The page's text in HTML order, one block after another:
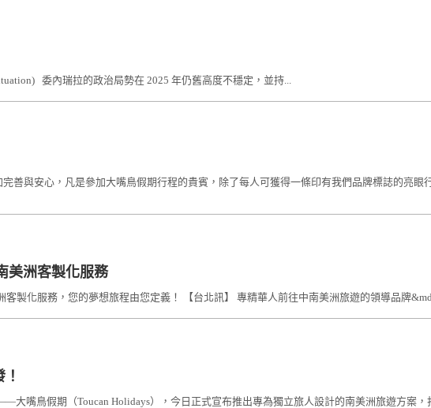
委內瑞拉的政治局勢在 2025 年仍舊高度不穩定，並持...
善與安心，凡是參加大嘴鳥假期行程的貴賓，除了每人可獲得一條印有我們品牌標誌的亮眼
美洲客製化服務
製化服務，您的夢想旅程由您定義！ 【台北訊】 專精華人前往中南美洲旅遊的領導品牌
大嘴鳥假期（Toucan Holidays），今日正式宣布推出專為獨立旅人設計的南美洲旅遊方案，